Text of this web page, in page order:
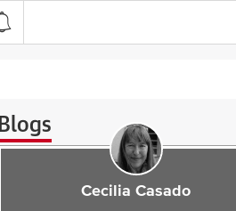
Blogs
Cecilia Casado